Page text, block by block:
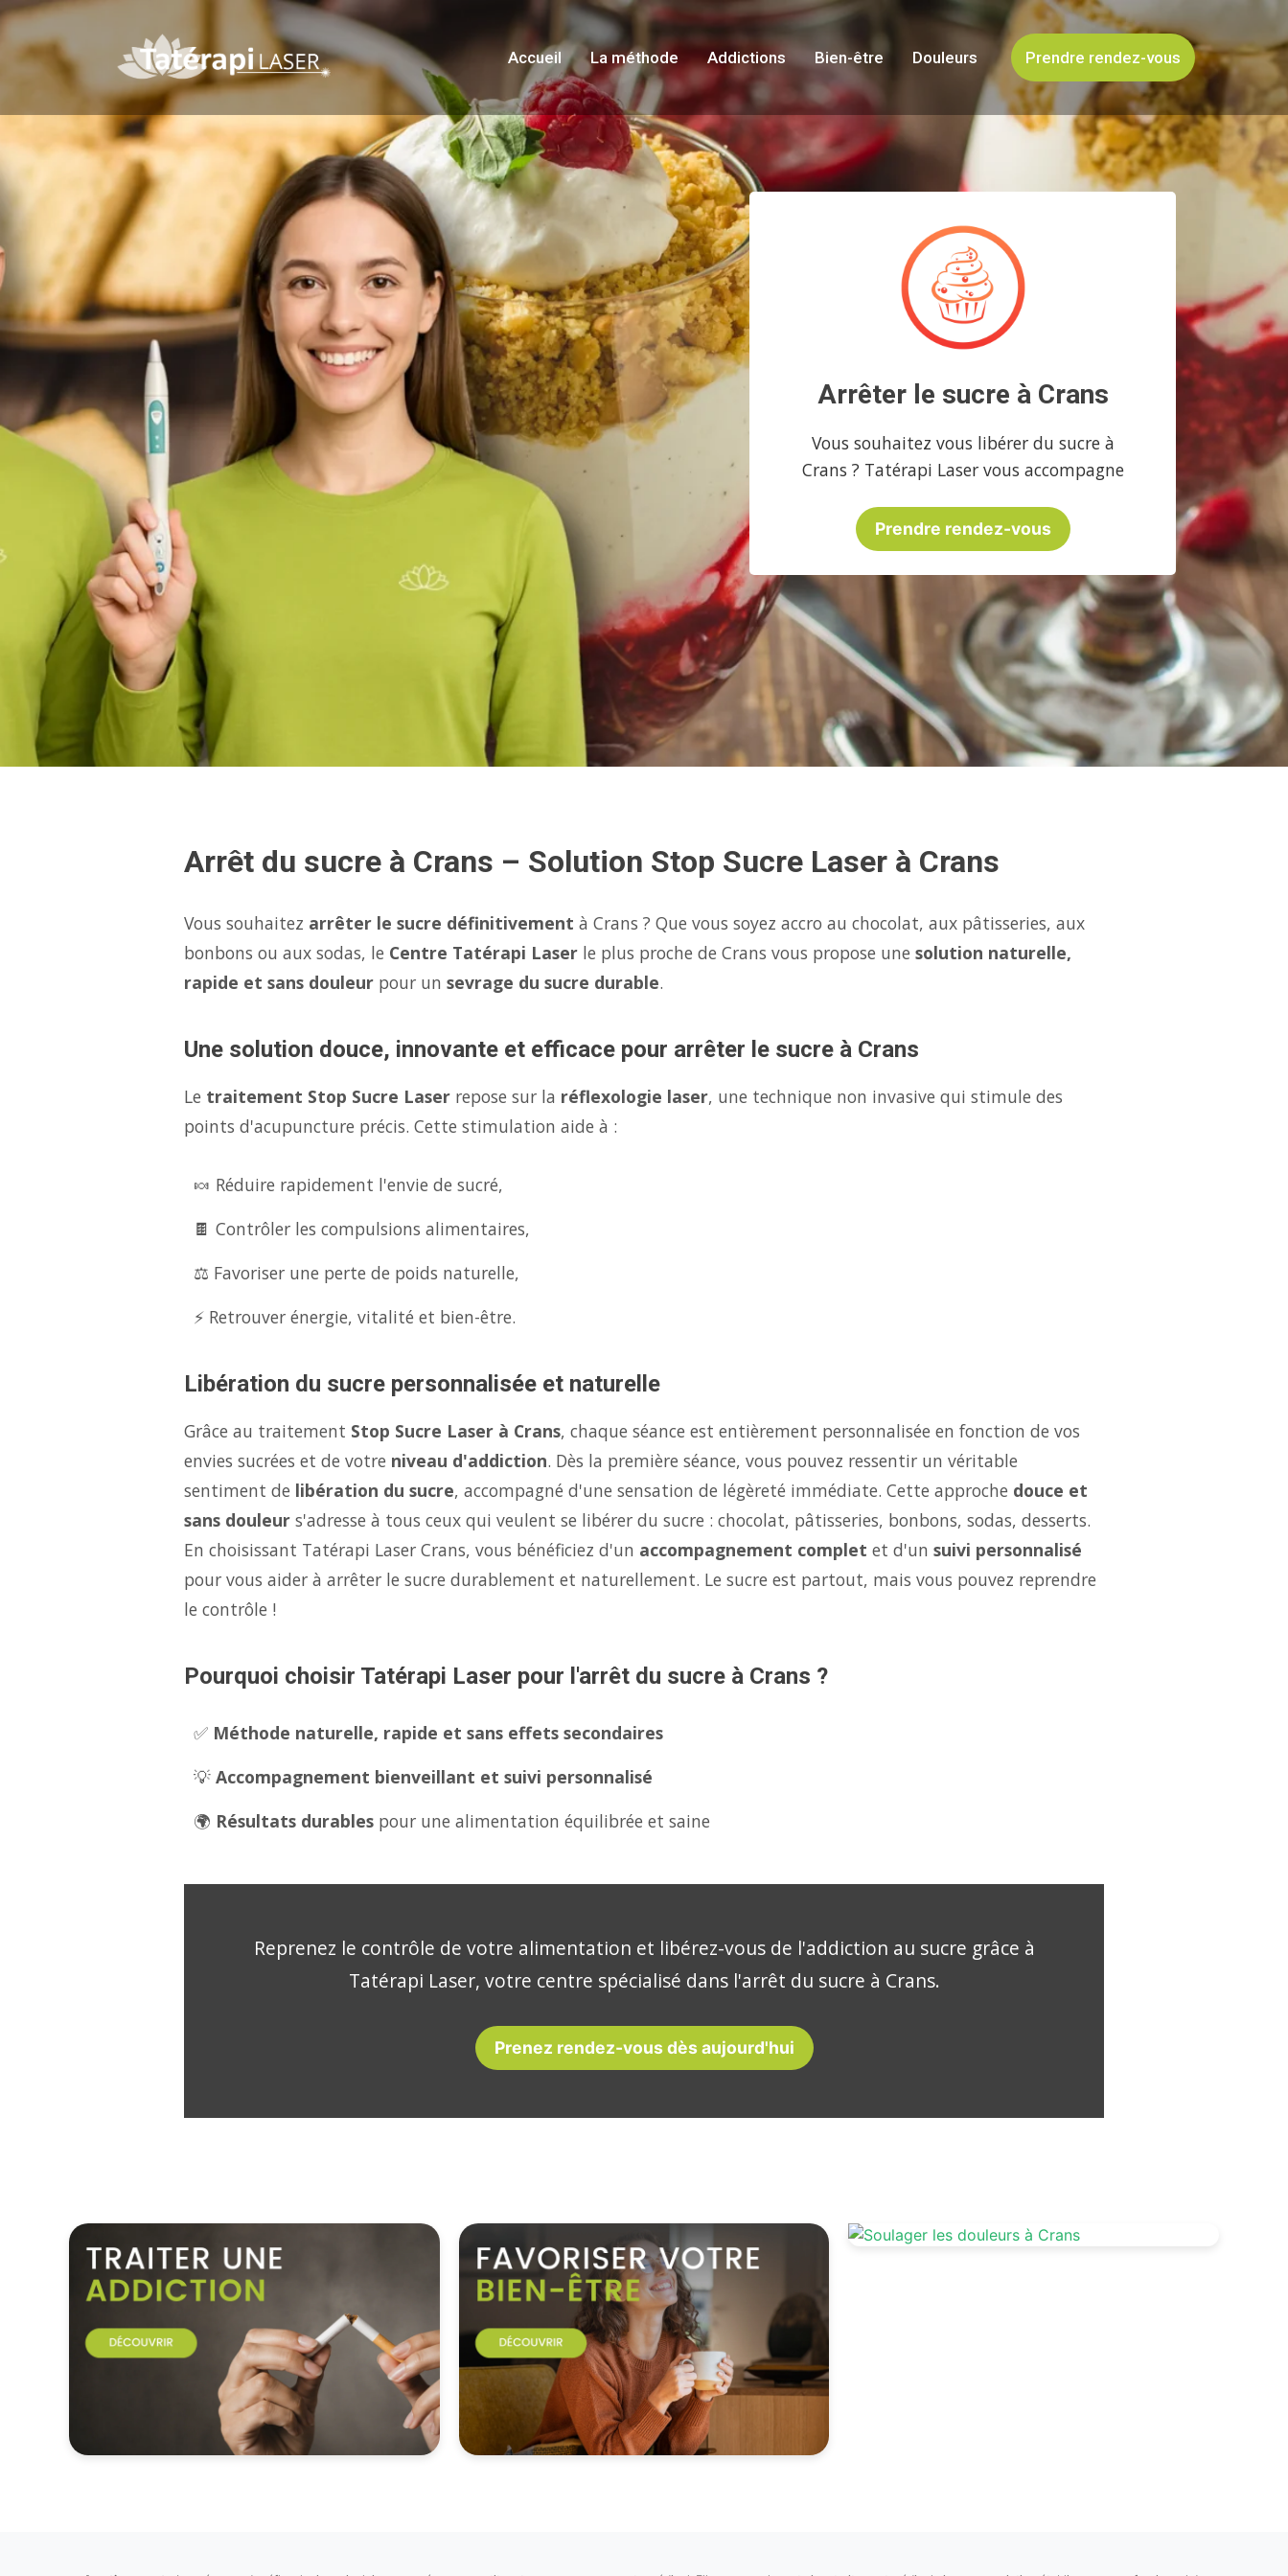
Accueil La méthode Addictions Bien-être Douleurs Prendre rendez-vous
Arrêter le sucre à Crans
Vous souhaitez vous libérer du sucre à
Crans ? Tatérapi Laser vous accompagne
Prendre rendez-vous
Arrêt du sucre à Crans – Solution Stop Sucre Laser à Crans
Vous souhaitez arrêter le sucre définitivement à Crans ? Que vous soyez accro au chocolat, aux pâtisseries, aux
bonbons ou aux sodas, le Centre Tatérapi Laser le plus proche de Crans vous propose une solution naturelle,
rapide et sans douleur pour un sevrage du sucre durable.
Une solution douce, innovante et efficace pour arrêter le sucre à Crans
Le traitement Stop Sucre Laser repose sur la réflexologie laser, une technique non invasive qui stimule des
points d'acupuncture précis. Cette stimulation aide à :
🍬 Réduire rapidement l'envie de sucré,
🍫 Contrôler les compulsions alimentaires,
⚖️ Favoriser une perte de poids naturelle,
⚡ Retrouver énergie, vitalité et bien-être.
Libération du sucre personnalisée et naturelle
Grâce au traitement Stop Sucre Laser à Crans, chaque séance est entièrement personnalisée en fonction de vos
envies sucrées et de votre niveau d'addiction. Dès la première séance, vous pouvez ressentir un véritable
sentiment de libération du sucre, accompagné d'une sensation de légèreté immédiate. Cette approche douce et
sans douleur s'adresse à tous ceux qui veulent se libérer du sucre : chocolat, pâtisseries, bonbons, sodas, desserts.
En choisissant Tatérapi Laser Crans, vous bénéficiez d'un accompagnement complet et d'un suivi personnalisé
pour vous aider à arrêter le sucre durablement et naturellement. Le sucre est partout, mais vous pouvez reprendre
le contrôle !
Pourquoi choisir Tatérapi Laser pour l'arrêt du sucre à Crans ?
✅ Méthode naturelle, rapide et sans effets secondaires
💡 Accompagnement bienveillant et suivi personnalisé
🌍 Résultats durables pour une alimentation équilibrée et saine
Reprenez le contrôle de votre alimentation et libérez-vous de l'addiction au sucre grâce à
Tatérapi Laser, votre centre spécialisé dans l'arrêt du sucre à Crans.
Prenez rendez-vous dès aujourd'hui